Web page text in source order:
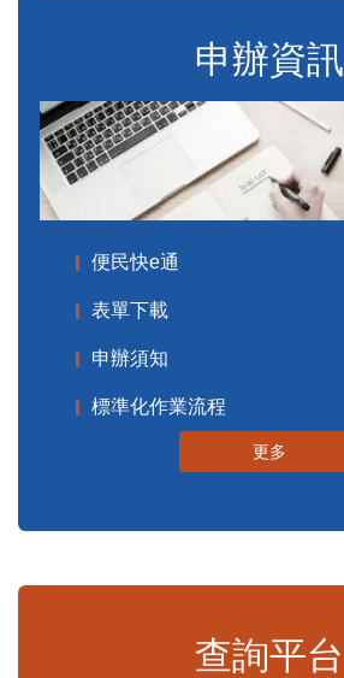
申辦資訊
便民快e通
表單下載
申辦須知
標準化作業流程
更多
查詢平台